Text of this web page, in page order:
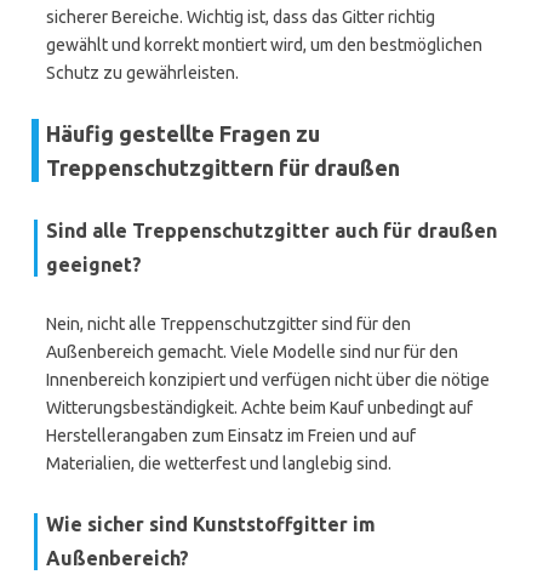
sicherer Bereiche. Wichtig ist, dass das Gitter richtig
gewählt und korrekt montiert wird, um den bestmöglichen
Schutz zu gewährleisten.
Häufig gestellte Fragen zu
Treppenschutzgittern für draußen
Sind alle Treppenschutzgitter auch für draußen
geeignet?
Nein, nicht alle Treppenschutzgitter sind für den
Außenbereich gemacht. Viele Modelle sind nur für den
Innenbereich konzipiert und verfügen nicht über die nötige
Witterungsbeständigkeit. Achte beim Kauf unbedingt auf
Herstellerangaben zum Einsatz im Freien und auf
Materialien, die wetterfest und langlebig sind.
Wie sicher sind Kunststoffgitter im
Außenbereich?